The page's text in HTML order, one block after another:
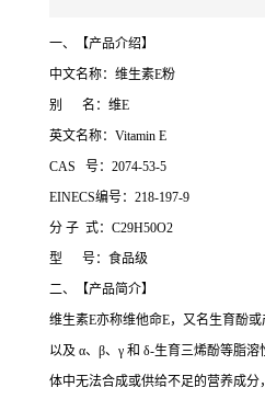
一、【产品介绍】
中文名称：维生素E粉
别 名：维E
英文名称：Vitamin E
CAS 号：2074-53-5
EINECS编号：218-197-9
分 子 式：C29H50O2
型 号：食品级
二、【产品简介】
维生素E亦称维他命E，又名生育酚
以及 α、β、γ 和 δ-生育三烯酚等脂
体中无法合成或供给不足的营养成分